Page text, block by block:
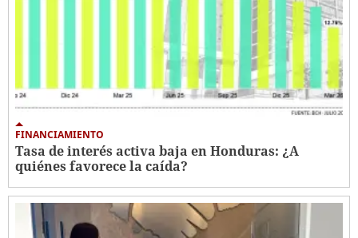
FINANCIAMIENTO
Tasa de interés activa baja en Honduras: ¿A
quiénes favorece la caída?